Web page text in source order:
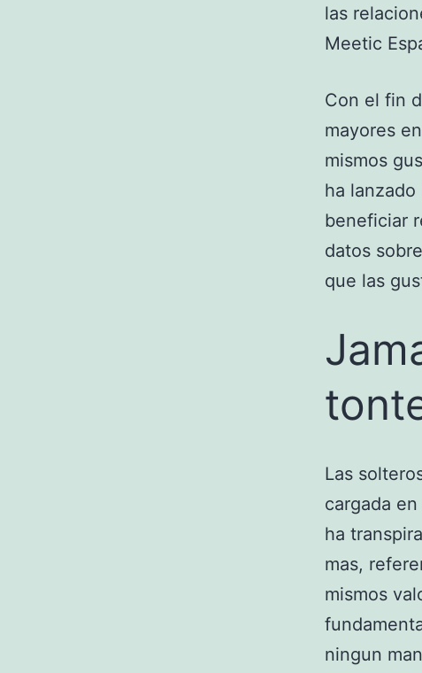
las
Meetic
Con el fin
mayores
mismos
ha
beneficiar
datos
que las
Las
cargada
ha
mas,
mismos
ningun